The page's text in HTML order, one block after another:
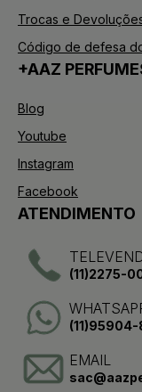
Trocas e
Código de defesa
+AAZ
Blog
Youtube
Instagram
Facebook
ATENDIMENTO
(11)2275-
EMAIL